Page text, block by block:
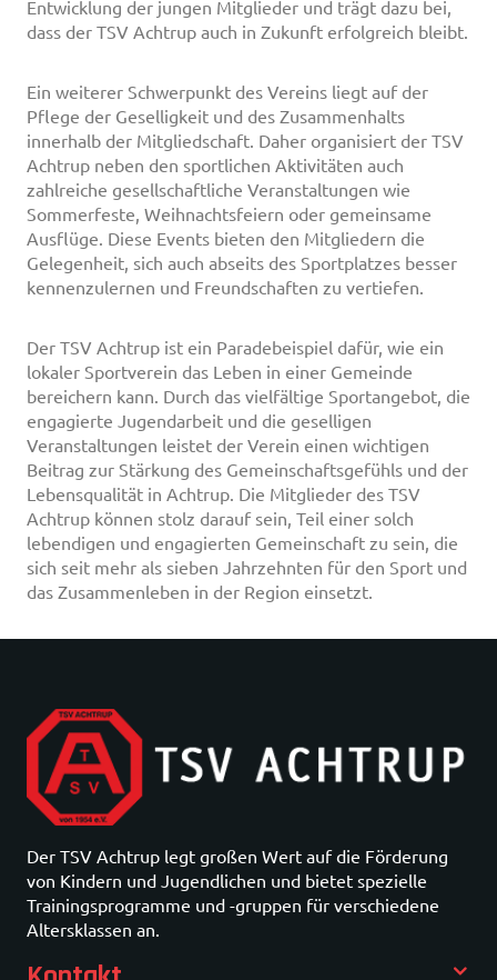
Entwicklung der jungen Mitglieder und trägt dazu bei,
dass der TSV Achtrup auch in Zukunft erfolgreich bleibt.
Ein weiterer Schwerpunkt des Vereins liegt auf der
Pflege der Geselligkeit und des Zusammenhalts
innerhalb der Mitgliedschaft. Daher organisiert der TSV
Achtrup neben den sportlichen Aktivitäten auch
zahlreiche gesellschaftliche Veranstaltungen wie
Sommerfeste, Weihnachtsfeiern oder gemeinsame
Ausflüge. Diese Events bieten den Mitgliedern die
Gelegenheit, sich auch abseits des Sportplatzes besser
kennenzulernen und Freundschaften zu vertiefen.
Der TSV Achtrup ist ein Paradebeispiel dafür, wie ein
lokaler Sportverein das Leben in einer Gemeinde
bereichern kann. Durch das vielfältige Sportangebot, die
engagierte Jugendarbeit und die geselligen
Veranstaltungen leistet der Verein einen wichtigen
Beitrag zur Stärkung des Gemeinschaftsgefühls und der
Lebensqualität in Achtrup. Die Mitglieder des TSV
Achtrup können stolz darauf sein, Teil einer solch
lebendigen und engagierten Gemeinschaft zu sein, die
sich seit mehr als sieben Jahrzehnten für den Sport und
das Zusammenleben in der Region einsetzt.
Der TSV Achtrup legt großen Wert auf die Förderung
von Kindern und Jugendlichen und bietet spezielle
Trainingsprogramme und -gruppen für verschiedene
Altersklassen an.